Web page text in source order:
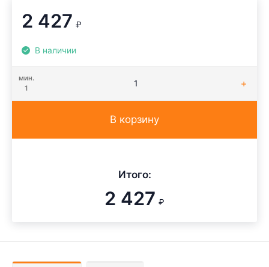
2 427 ₽
В наличии
мин.
1
В корзину
Итого:
2 427 ₽